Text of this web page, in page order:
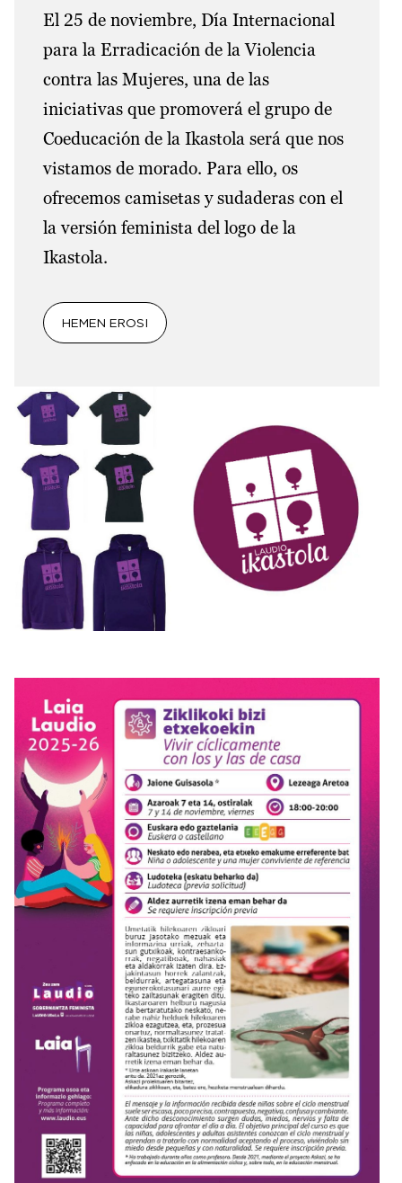
El 25 de noviembre, Día Internacional
para la Erradicación de la Violencia
contra las Mujeres, una de las
iniciativas que promoverá el grupo de
Coeducación de la Ikastola será que nos
vistamos de morado. Para ello, os
ofrecemos camisetas y sudaderas con el
la versión feminista del logo de la
Ikastola.
HEMEN EROSI